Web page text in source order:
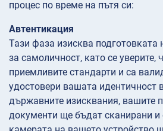
процес по време на пътя си:
Автентикация
Тази фаза изисква
за самоличност, като се уверите,
приемливите стандарти и са
удостовери вашата идентичност
държавните изисквания, вашите
документи ще бъдат сканирани и